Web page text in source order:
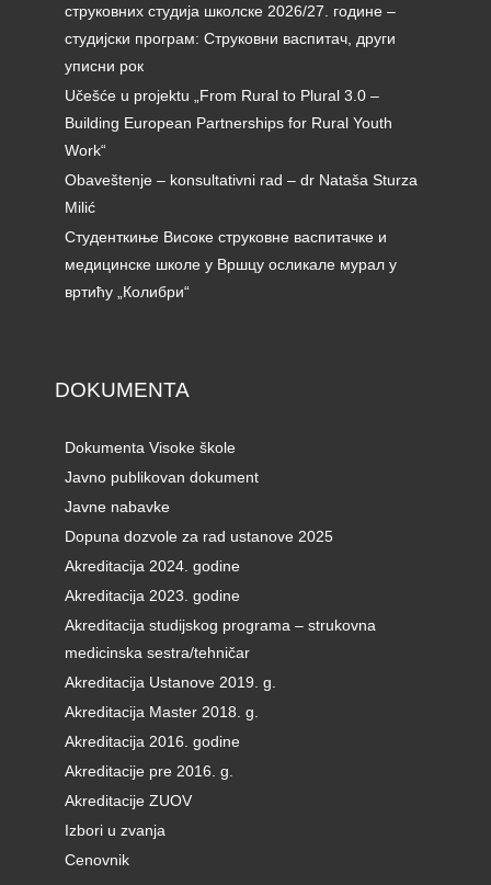
струковних студија школске 2026/27. године –
студијски програм: Струковни васпитач, други
уписни рок
Učešće u projektu „From Rural to Plural 3.0 –
Building European Partnerships for Rural Youth
Work“
Obaveštenje – konsultativni rad – dr Nataša Sturza
Milić
Студенткиње Високе струковне васпитачке и
медицинске школе у Вршцу осликале мурал у
вртићу „Колибри“
DOKUMENTA
Dokumenta Visoke škole
Javno publikovan dokument
Javne nabavke
Dopuna dozvole za rad ustanove 2025
Akreditacija 2024. godine
Akreditacija 2023. godine
Akreditacija studijskog programa – strukovna
medicinska sestra/tehničar
Akreditacija Ustanove 2019. g.
Akreditacija Master 2018. g.
Akreditacija 2016. godine
Akreditacije pre 2016. g.
Akreditacije ZUOV
Izbori u zvanja
Cenovnik